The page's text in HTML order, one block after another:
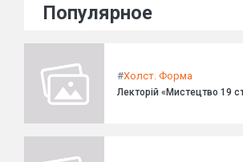
Популярное
#Холст. Форма
Лекторій «Мистецтво 19